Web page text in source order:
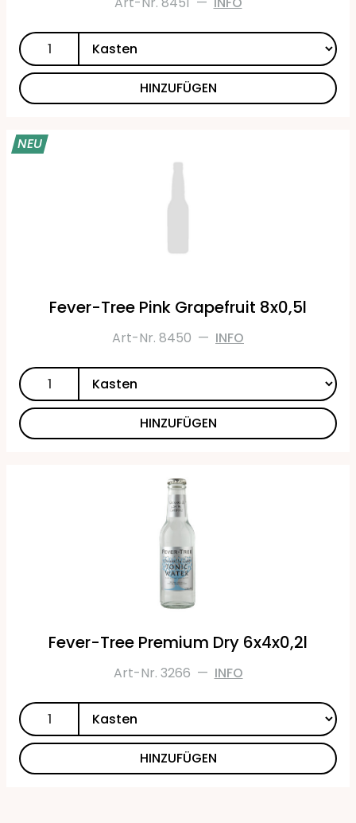
HINZUFÜGEN
NEU
Fever-Tree Pink Grapefruit 8x0,5l
Art-Nr. 8450 — INFO
HINZUFÜGEN
Fever-Tree Premium Dry 6x4x0,2l
Art-Nr. 3266 — INFO
HINZUFÜGEN